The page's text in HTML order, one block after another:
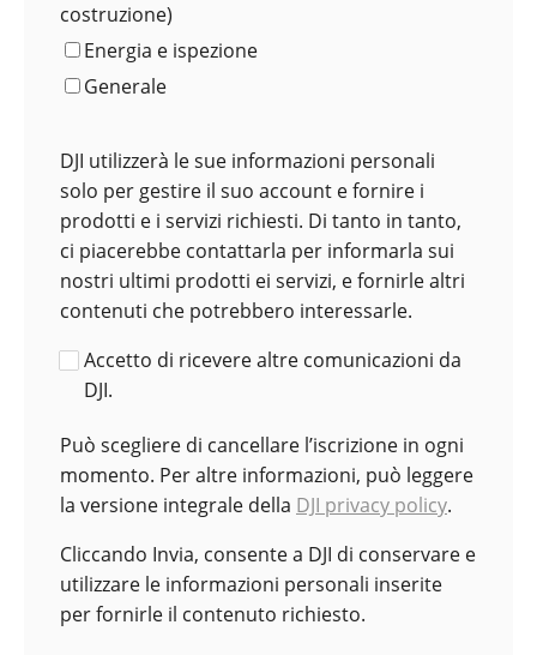
costruzione)
Energia e ispezione
Generale
DJI utilizzerà le sue informazioni personali
solo per gestire il suo account e fornire i
prodotti e i servizi richiesti. Di tanto in tanto,
ci piacerebbe contattarla per informarla sui
nostri ultimi prodotti ei servizi, e fornirle altri
contenuti che potrebbero interessarle.
Accetto di ricevere altre comunicazioni da
DJI.
Può scegliere di cancellare l’iscrizione in ogni
momento. Per altre informazioni, può leggere
la versione integrale della DJI privacy policy.
Cliccando Invia, consente a DJI di conservare e
utilizzare le informazioni personali inserite
per fornirle il contenuto richiesto.